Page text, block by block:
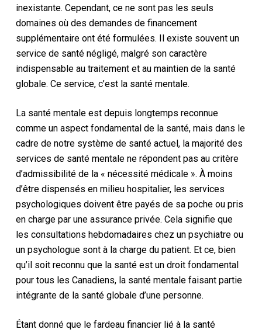
inexistante. Cependant, ce ne sont pas les seuls
domaines où des demandes de financement
supplémentaire ont été formulées. Il existe souvent un
service de santé négligé, malgré son caractère
indispensable au traitement et au maintien de la santé
globale. Ce service, c’est la santé mentale.
La santé mentale est depuis longtemps reconnue
comme un aspect fondamental de la santé, mais dans le
cadre de notre système de santé actuel, la majorité des
services de santé mentale ne répondent pas au critère
d’admissibilité de la « nécessité médicale ». À moins
d’être dispensés en milieu hospitalier, les services
psychologiques doivent être payés de sa poche ou pris
en charge par une assurance privée. Cela signifie que
les consultations hebdomadaires chez un psychiatre ou
un psychologue sont à la charge du patient. Et ce, bien
qu’il soit reconnu que la santé est un droit fondamental
pour tous les Canadiens, la santé mentale faisant partie
intégrante de la santé globale d’une personne.
Étant donné que le fardeau financier lié à la santé